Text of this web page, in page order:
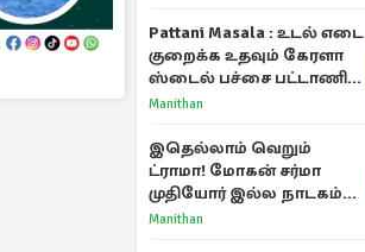
Pattani Masala : உடல் எடை
குறைக்க உதவும் கேரளா
ஸ்டைல் பச்சை பட்டாணி
கிரேவி
Manithan
இதெல்லாம் வெறும்
ட்ராமா! மோகன் சர்மா
முதியோர் இல்ல நாடகம்
குறித்து குட்டி பத்மினி
Manithan